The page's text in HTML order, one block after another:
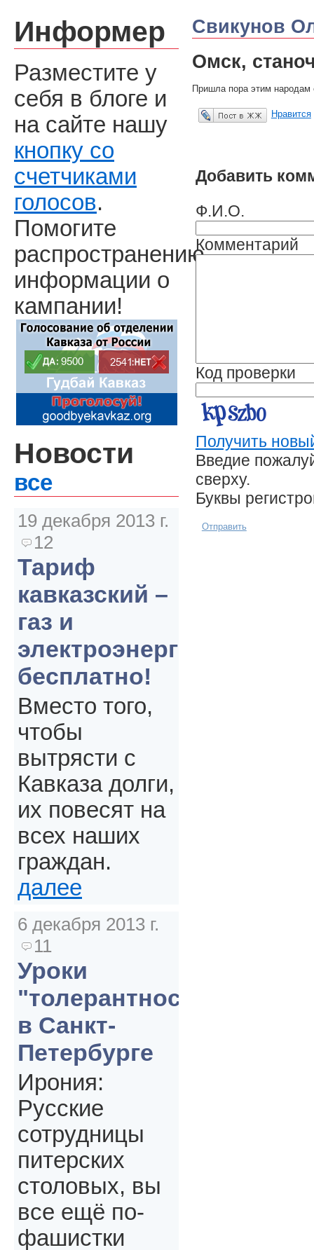
Свикунов
Омск,
Пришла пора этим народам
Опубликовать в ЖЖ Нравится
Добавить
Ф.И.О.
Комментарий
Код проверки
Получить
Введие
сверху.
Буквы
Отправить
Информер
Разместите у
себя в блоге и
на сайте нашу
кнопку со
счетчиками
голосов.
Помогите
распространению
информации о
кампании!
Новости
все
19 декабря 2013 г.
12
Тариф
кавказский –
газ и
электроэнергия
бесплатно!
Вместо того,
чтобы
вытрясти с
Кавказа долги,
их повесят на
всех наших
граждан.
далее
6 декабря 2013 г.
11
Уроки
"толерантности"
в Санкт-
Петербурге
Ирония:
Русские
сотрудницы
питерских
столовых, вы
все ещё по-
фашистки